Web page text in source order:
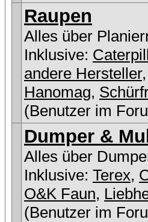
Raupen
Alles über
Inklusive:
andere Hersteller,
Hanomag,
(Benutzer im
Dumper &
Alles über
Inklusive: Terex,
O&K Faun,
(Benutzer im